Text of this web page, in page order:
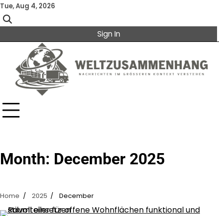
Skip
to
content
Tue, Aug 4, 2026
Sign In
Month: December 2025
Home 2025 December